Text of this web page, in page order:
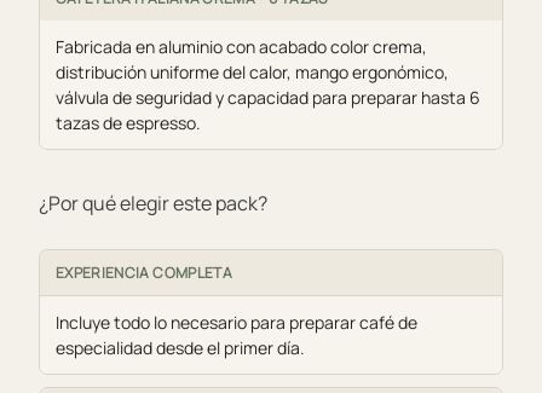
Fabricada en aluminio con acabado color crema,
distribución uniforme del calor, mango ergonómico,
válvula de seguridad y capacidad para preparar hasta 6
tazas de espresso.
¿Por qué elegir este pack?
EXPERIENCIA COMPLETA
Incluye todo lo necesario para preparar café de
especialidad desde el primer día.